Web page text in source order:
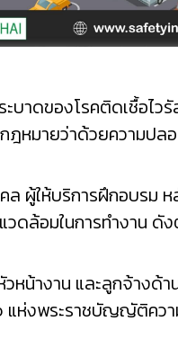
บาดของโรคติดเชื้อไ
หมายว่าด้วยความปล
ล ผู้ให้บริการฝึกอบรม
ดล้อมในการทำงาน ดั
หน้างาน และลูกจ้างด้
แห่งพระราชบัญญัติคว